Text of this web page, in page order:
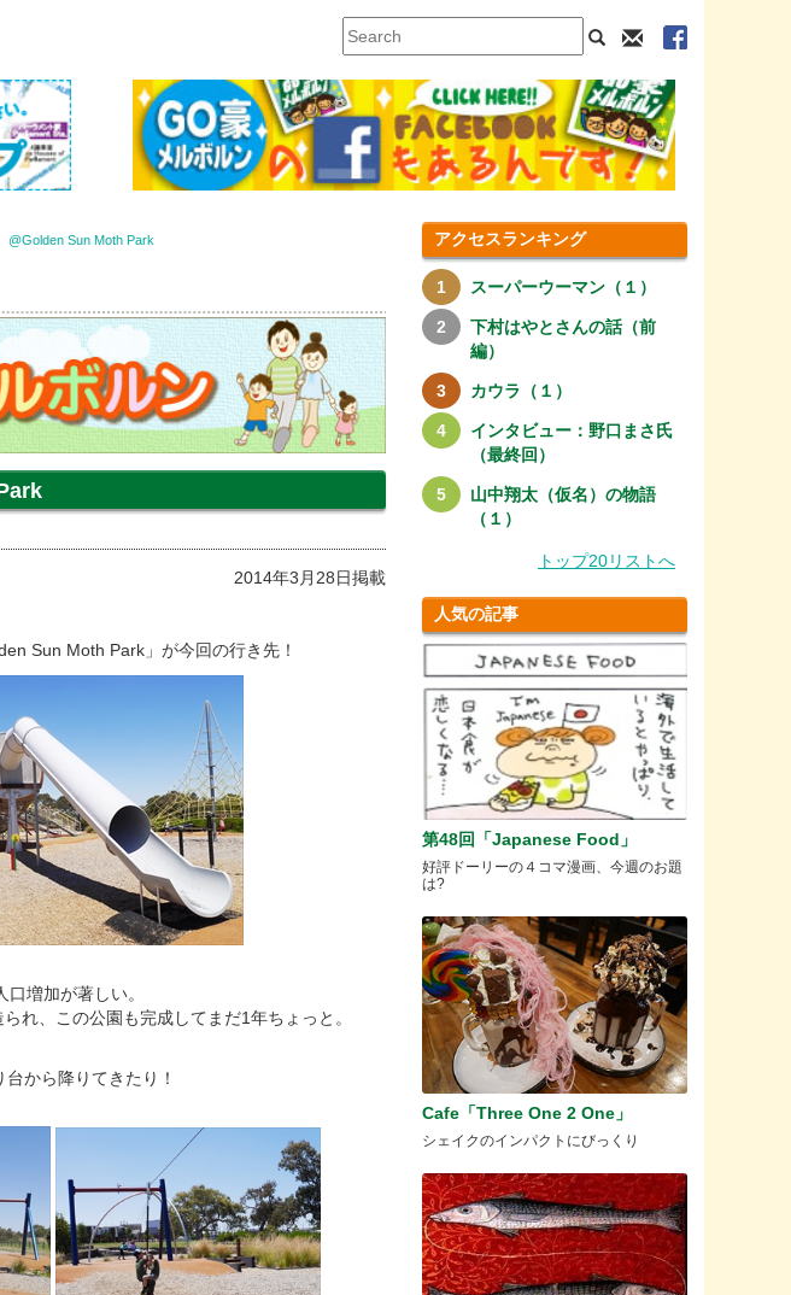
Sun Moth Park
2014年3月28日掲載
Sun Moth Park」が今回の行き先！
増加が著しい。
れ、この公園も完成してまだ1年ちょっと。
から降りてきたり！
アクセスランキング
スーパーウーマン（１）
下村はやとさんの話（前
編）
カウラ（１）
インタビュー：野口まさ氏
（最終回）
山中翔太（仮名）の物語
（１）
トップ20リストへ
人気の記事
第48回「Japanese Food」
好評ドーリーの４コマ漫画、今週のお題
は?
Cafe「Three One 2 One」
シェイクのインパクトにびっくり